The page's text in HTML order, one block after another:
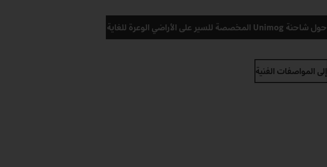
حول شاحنة Unimog المخصصة للسير على الأراضي الوعرة للغاية
إلى المواصفات الفنية